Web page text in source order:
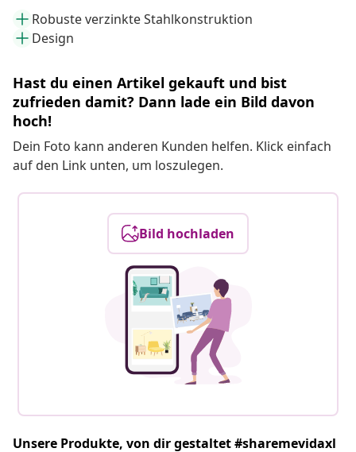
Robuste verzinkte Stahlkonstruktion
Design
Hast du einen Artikel gekauft und bist
zufrieden damit? Dann lade ein Bild davon
hoch!
Dein Foto kann anderen Kunden helfen. Klick einfach
auf den Link unten, um loszulegen.
Bild hochladen
Unsere Produkte, von dir gestaltet #sharemevidaxl